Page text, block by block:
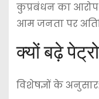
कुप्रबंधन का
आम जनता पर
क्यों बढ़े
विशेषज्ञों के अनुसार: